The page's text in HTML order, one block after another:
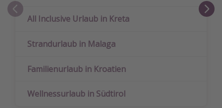
All Inclusive Urlaub in Kreta
Strandurlaub in Malaga
Familienurlaub in Kroatien
Wellnessurlaub in Südtirol